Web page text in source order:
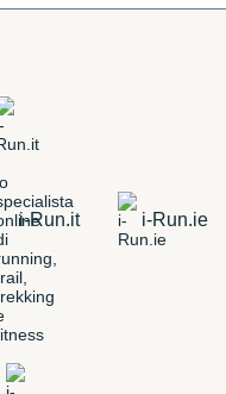
i-Run.it i-Run.ie